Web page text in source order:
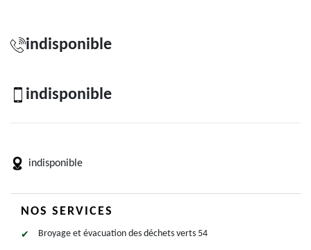
indisponible
indisponible
indisponible
NOS SERVICES
Broyage et évacuation des déchets verts 54